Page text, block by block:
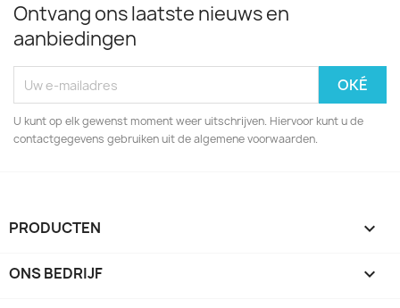
Ontvang ons laatste nieuws en
aanbiedingen
U kunt op elk gewenst moment weer uitschrijven. Hiervoor kunt u de
contactgegevens gebruiken uit de algemene voorwaarden.
PRODUCTEN 
ONS BEDRIJF 